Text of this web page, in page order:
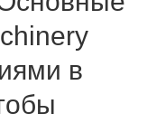
модернизировать
средств
в